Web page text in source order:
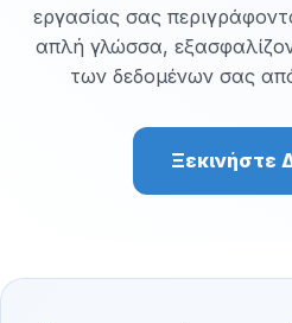
εργασίας σας
απλή γλώσσα,
των δεδομένων σας
Ξεκινήστε